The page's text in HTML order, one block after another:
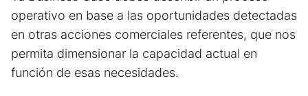
operativo en base a las oportunidades detectadas
en otras acciones comerciales referentes, que nos
permita dimensionar la capacidad actual en
función de esas necesidades.